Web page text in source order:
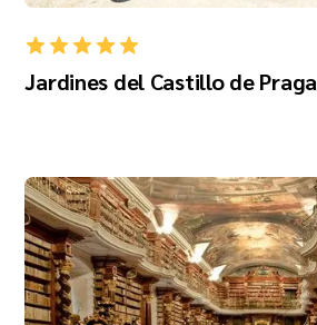
Jardines del Castillo de Praga